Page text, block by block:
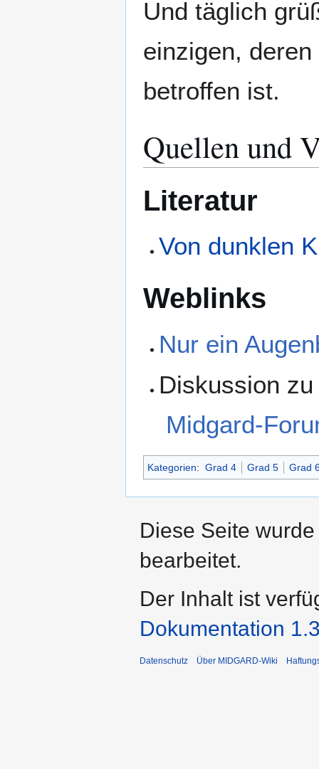
Und täglich
einzigen,
betroffen ist.
Quellen und
Literatur
Von dunklen
Weblinks
Nur ein
Diskussion
Midgard-
Kategorien: Grad 4 Grad 5 Grad
Diese Seite
bearbeitet.
Der Inhalt ist
Dokumentation
Datenschutz Über MIDGARD-Wiki